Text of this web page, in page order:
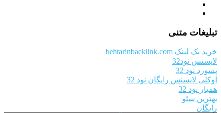
تبلیغات متنی
خرید بک لینک behtarinbacklink.com
لایسنس نود32
پسورد نود 32
اوکلی لایسنس رایگان نود 32
همیار نود 32
بهترین سئو
رایگان